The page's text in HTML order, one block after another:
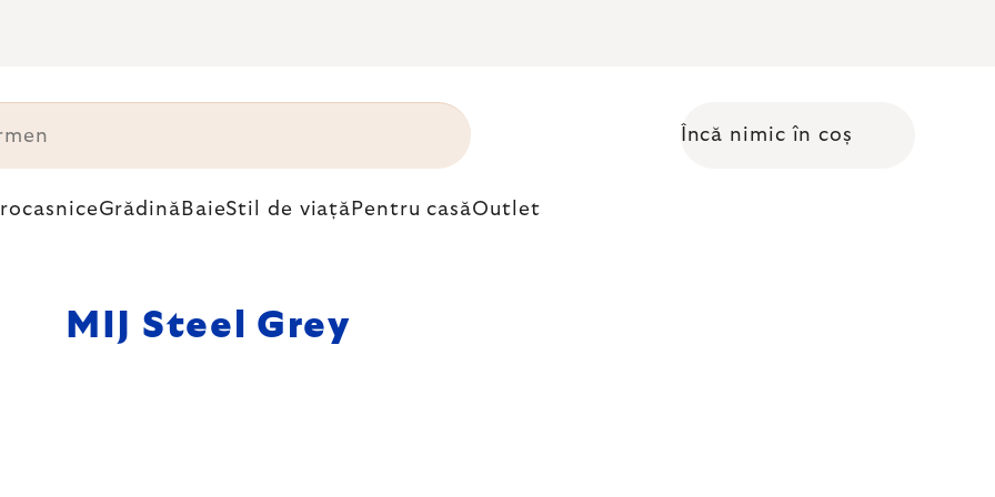
Coş de cumpărături
Încă nimic în coș
Grădină BaieStil de viață Pentru casăOutlet
MIJ Steel Grey